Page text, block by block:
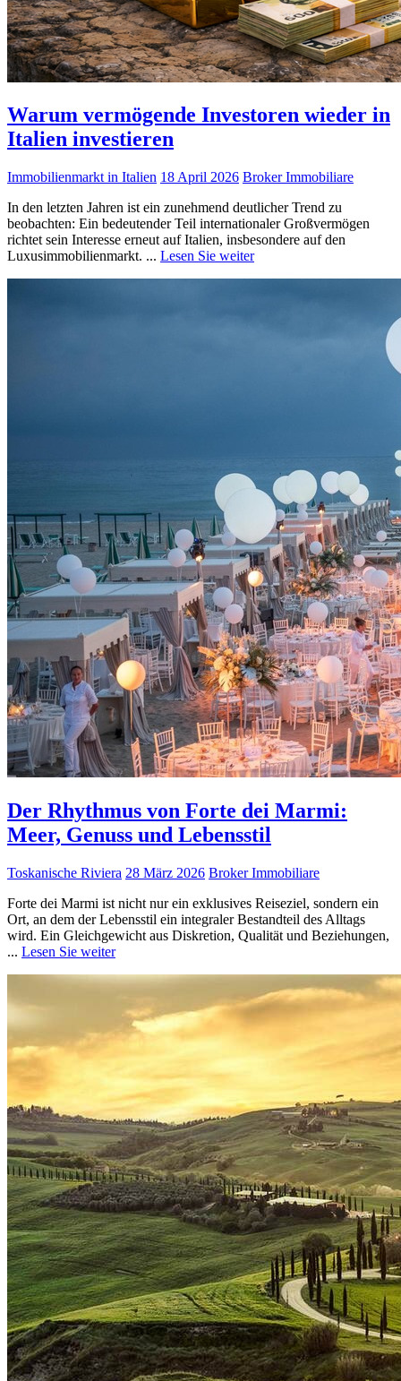
Warum vermögende Investoren wieder in
Italien investieren
Immobilienmarkt in Italien 18 April 2026 Broker Immobiliare
In den letzten Jahren ist ein zunehmend deutlicher Trend zu
beobachten: Ein bedeutender Teil internationaler Großvermögen
richtet sein Interesse erneut auf Italien, insbesondere auf den
Luxusimmobilienmarkt. ... Lesen Sie weiter
Der Rhythmus von Forte dei Marmi:
Meer, Genuss und Lebensstil
Toskanische Riviera 28 März 2026 Broker Immobiliare
Forte dei Marmi ist nicht nur ein exklusives Reiseziel, sondern ein
Ort, an dem der Lebensstil ein integraler Bestandteil des Alltags
wird. Ein Gleichgewicht aus Diskretion, Qualität und Beziehungen,
... Lesen Sie weiter